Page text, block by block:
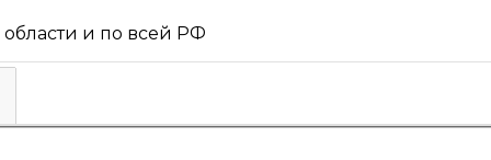
области и по всей РФ